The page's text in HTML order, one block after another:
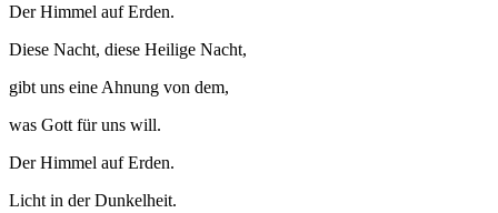
Der Himmel auf Erden.
Diese Nacht, diese Heilige Nacht,
gibt uns eine Ahnung von dem,
was Gott für uns will.
Der Himmel auf Erden.
Licht in der Dunkelheit.